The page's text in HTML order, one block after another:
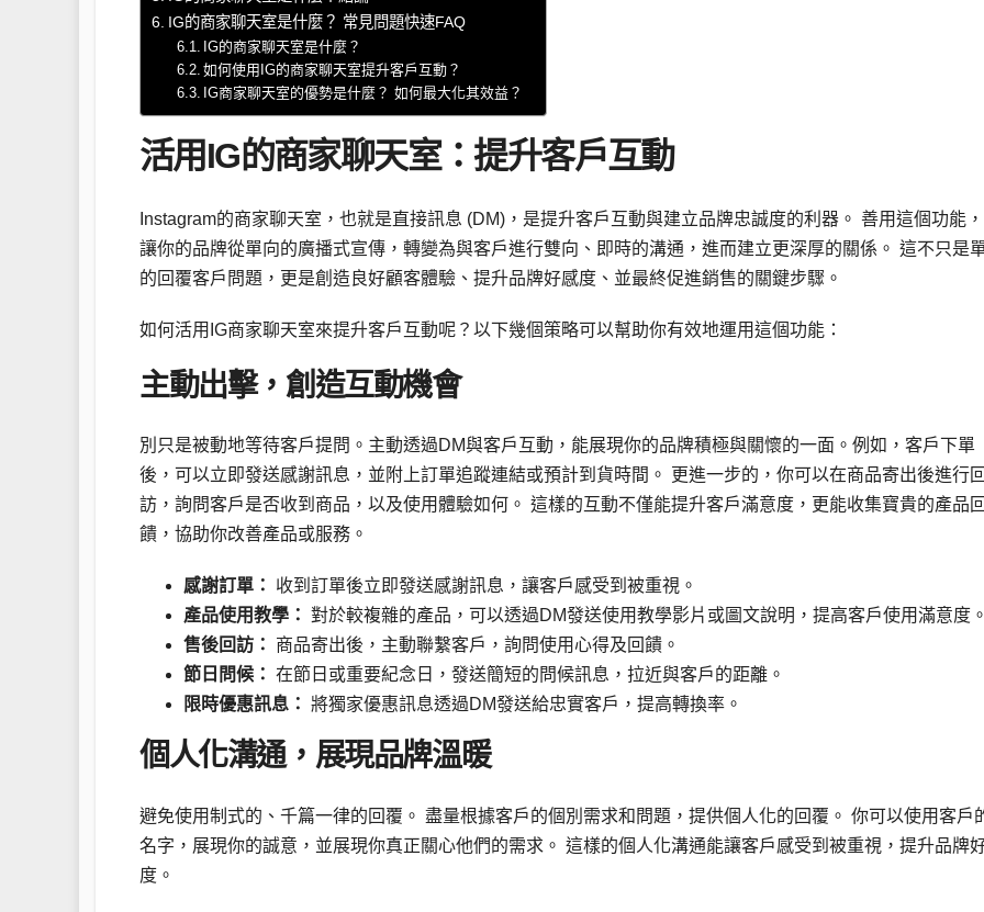
IG的商家聊天室是什麼？ 常見問題快速FAQ
IG的商家聊天室是什麼？
如何使用IG的商家聊天室提升客戶互動？
IG商家聊天室的優勢是什麼？ 如何最大化其效益？
活用IG的商家聊天室：提升客戶互動
Instagram的商家聊天室，也就是直接訊息 (DM)，是提升客戶互動與建立品牌忠誠度的利器。 善用這個功能
讓你的品牌從單向的廣播式宣傳，轉變為與客戶進行雙向、即時的溝通，進而建立更深厚的關係。 這不只是
的回覆客戶問題，更是創造良好顧客體驗、提升品牌好感度、並最終促進銷售的關鍵步驟。
如何活用IG商家聊天室來提升客戶互動呢？以下幾個策略可以幫助你有效地運用這個功能：
主動出擊，創造互動機會
別只是被動地等待客戶提問。主動透過DM與客戶互動，能展現你的品牌積極與關懷的一面。例如，客戶下單
後，可以立即發送感謝訊息，並附上訂單追蹤連結或預計到貨時間。 更進一步的，你可以在商品寄出後進行回
訪，詢問客戶是否收到商品，以及使用體驗如何。 這樣的互動不僅能提升客戶滿意度，更能收集寶貴的產品回
饋，協助你改善產品或服務。
感謝訂單：
收到訂單後立即發送感謝訊息，讓客戶感受到被重視。
產品使用教學： 對於較複雜的產品，可以透過DM發送使用教學影片或圖文說明，提高客戶使用滿意度。
售後回訪：
商品寄出後，主動聯繫客戶，詢問使用心得及回饋。
節日問候： 在節日或重要紀念日，發送簡短的問候訊息，拉近與客戶的距離。
限時優惠訊息： 將獨家優惠訊息透過DM發送給忠實客戶，提高轉換率。
個人化溝通，展現品牌溫暖
避免使用制式的、千篇一律的回覆。 盡量根據客戶的個別需求和問題，提供個人化的回覆。 你可以使用客戶
名字，展現你的誠意，並展現你真正關心他們的需求。 這樣的個人化溝通能讓客戶感受到被重視，提升品牌
度。